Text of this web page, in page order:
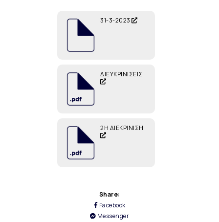
31-3-2023
ΔΙΕΥΚΡΙΝΙΣΕΙΣ
2Η ΔΙΕΚΡΙΝΙΣΗ
Share:
Facebook
Messenger